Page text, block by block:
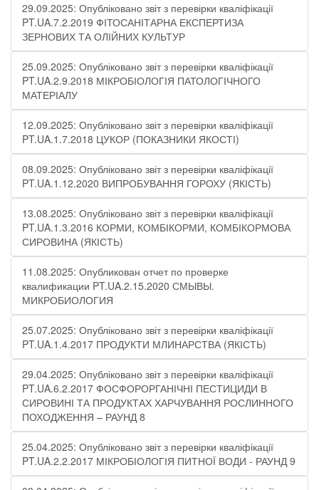
29.09.2025: Опубліковано звіт з перевірки кваліфікації
PT.UA.7.2.2019 ФІТОСАНІТАРНА ЕКСПЕРТИЗА
ЗЕРНОВИХ ТА ОЛІЙНИХ КУЛЬТУР
25.09.2025: Опубліковано звіт з перевірки кваліфікації
PT.UA.2.9.2018 МІКРОБІОЛОГІЯ ПАТОЛОГІЧНОГО
МАТЕРІАЛУ
12.09.2025: Опубліковано звіт з перевірки кваліфікації
PT.UA.1.7.2018 ЦУКОР (ПОКАЗНИКИ ЯКОСТІ)​
08.09.2025: Опубліковано звіт з перевірки кваліфікації
PT.UA.1.12.2020 ВИПРОБУВАННЯ ГОРОХУ (ЯКІСТЬ)
13.08.2025: Опубліковано звіт з перевірки кваліфікації
PT.UA.1.3.2016 КОРМИ, КОМБІКОРМИ, КОМБІКОРМОВА
СИРОВИНА (ЯКІСТЬ)
11.08.2025: Опубликован отчет по проверке
квалификации PT.UA.2.15.2020 СМЫВЫ.
МИКРОБИОЛОГИЯ
25.07.2025: Опубліковано звіт з перевірки кваліфікації
PT.UA.1.4.2017 ПРОДУКТИ МЛИНАРСТВА (ЯКІСТЬ)
29.04.2025: Опубліковано звіт з перевірки кваліфікації
PT.UA.6.2.2017 ФОСФОРОРГАНІЧНІ ПЕСТИЦИДИ В
СИРОВИНІ ТА ПРОДУКТАХ ХАРЧУВАННЯ РОСЛИННОГО
ПОХОДЖЕННЯ – РАУНД 8
25.04.2025: Опубліковано звіт з перевірки кваліфікації
PT.UA.2.2.2017 МІКРОБІОЛОГІЯ ПИТНОЇ ВОДИ​​ - РАУНД 9